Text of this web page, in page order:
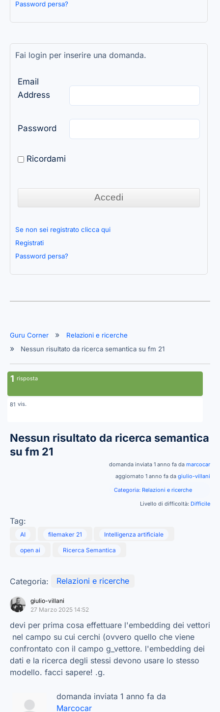
Password persa?
Fai login per inserire una domanda.
Email
Address
Password
Ricordami
Se non sei registrato clicca qui
Registrati
Password persa?
Guru Corner
Relazioni e ricerche
Nessun risultato da ricerca semantica su fm 21
1 risposta
81 vis.
Nessun risultato da ricerca semantica
su fm 21
domanda inviata 1 anno fa da marcocar
aggiornato 1 anno fa da giulio-villani
Categoria: Relazioni e ricerche
Livello di difficoltà: Difficile
Tag:
AI filemaker 21 Intelligenza artificiale
open ai Ricerca Semantica
Categoria: Relazioni e ricerche
giulio-villani
27 Marzo 2025 14:52
devi per prima cosa effettuare l'embedding dei vettori
nel campo su cui cerchi (ovvero quello che viene
confrontato con il campo g_vettore. l'embedding dei
dati e la ricerca degli stessi devono usare lo stesso
modello. facci sapere! .g.
domanda inviata 1 anno fa da
Marcocar